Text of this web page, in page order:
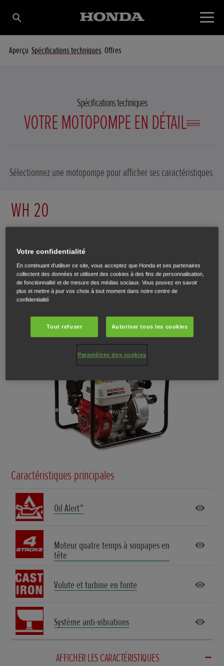
Aperçu Spécifications techniques Offres
Spécifications techniques
VOTRE MOTOPOMPE EN DÉTAIL
Sélectionnez une motopompe pour afficher ses caractéristiques.
WH 20
€ 1.259
TROUVEZ UN DISTRIBUTEUR
Caractéristiques principales
Oil Alert™
Moteur quatre temps à soupapes en
tête
Volute et turbine en fonte
Système anti-vibrations
AFFICHER LES CARACTÉRISTIQUES
Votre confidentialité
En continuant d'utiliser ce site, vous acceptez que Honda et ses partenaires
collectent des données et utilisent des cookies à des fins de personnalisation,
de fonctionnalité et de mesure des médias sociaux. Vous pouvez en savoir
plus et mettre à jour vos choix à tout moment dans notre centre de
confidentialité
Tout refuser Autoriser tous les cookies
Paramètres des cookies